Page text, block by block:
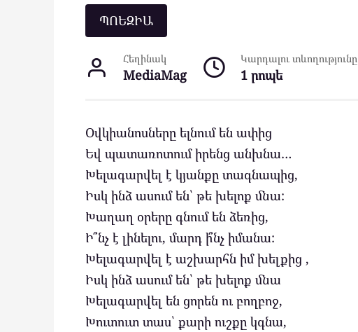
ՊՈԵԶԻԱ
Հեղինակ
MediaMag
Կարդալու տևողությունը
1 րոպե
Oվկիանոսները ելնում են ափից
Եվ պատառոտում իրենց անխնա…
Խելագարվել է կյանքը տագնապից,
Իսկ ինձ ասում են՝ թե խելոք մնա:
Խաղաղ օրերը գնում են ձեռից,
Ի՞նչ է լինելու, մարդ ի՞նչ իմանա:
Խելագարվել է աշխարհն իմ խելքից ,
Իսկ ինձ ասում են՝ թե խելոք մնա
Խելագարվել են ցորեն ու բողբոջ,
Խուտուտ տաս՝ քարի ուշքը կգնա,